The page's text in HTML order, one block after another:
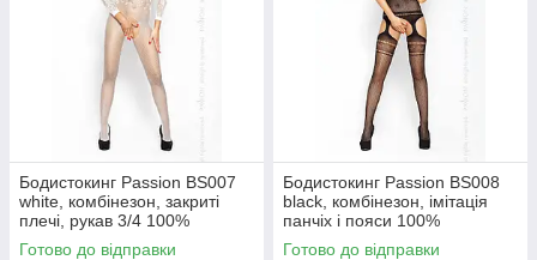
Бодистокинг Passion BS007
white, комбінезон, закриті
плечі, рукав 3/4 100%
Анонімності
Готово до відправки
Бодистокинг Passion BS008
black, комбінезон, імітація
панчіх і пояси 100%
Анонімності
Готово до відправки